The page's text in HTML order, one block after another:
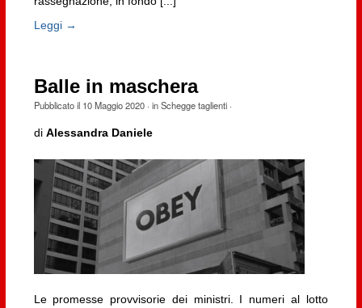
Leggi →
Balle in maschera
Pubblicato il 10 Maggio 2020· inSchegge taglienti·
di Alessandra Daniele
Le promesse provvisorie dei ministri. I numeri al lotto